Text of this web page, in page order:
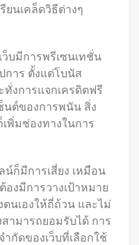
ยนเคล็ดวิธีต่างๆ
บมีการพรีเซนเทชั่น
าร ตั้งแต่โบนัส
งการแจกเครดิตฟรี
นต์ของการพนัน สิ่ง
พิ่มช่องทางในการ
น์ก็มีการเสี่ยง เหมือน
งมีการวางเป้าหมาย
นเองให้ถี่ถ้วน และไม่
ามารถยอมรับได้ การ
กัดของเว็บที่เลือกใช้